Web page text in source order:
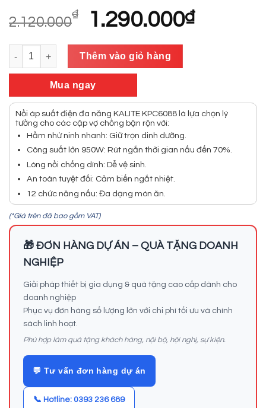
xếp
hạng
5
sao
2.120.000
₫
Giá
gốc
là:
2.120.000₫.
1.290.000₫Giá
Nồi áp suất KALITE KPC6088 hầm nhừ ninh nhanh giữ trọn dinh
Thêm vào giỏ hàng
Mua ngay
Nồi áp suất điện đa năng KALITE KPC6088 là lựa chọn lý
tưởng cho các cặp vợ chồng bận rộn với:
Hầm nhừ ninh nhanh: Giữ trọn dinh dưỡng.
Công suất lớn 950W: Rút ngắn thời gian nấu đến 70%.
Lòng nồi chống dính: Dễ vệ sinh.
An toàn tuyệt đối: Cảm biến ngắt nhiệt.
12 chức năng nấu: Đa dạng món ăn.
(*Giá trên đã bao gồm VAT)
🎁 ĐƠN HÀNG DỰ ÁN – QUÀ TẶNG DOANH
NGHIỆP
Giải pháp thiết bị gia dụng & quà tặng cao cấp dành cho
doanh nghiệp
Phục vụ đơn hàng số lượng lớn với chi phí tối ưu và chính
sách linh hoạt.
Phù hợp làm quà tặng khách hàng, nội bộ, hội nghị, sự kiện.
💬 Tư vấn đơn hàng dự án
📞 Hotline: 0393 236 689